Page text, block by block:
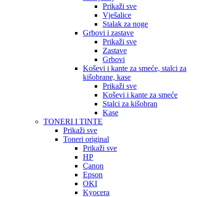
Prikaži sve
Vješalice
Stalak za noge
Grbovi i zastave
Prikaži sve
Zastave
Grbovi
Koševi i kante za smeće, stalci za
kišobrane, kase
Prikaži sve
Koševi i kante za smeće
Stalci za kišobran
Kase
TONERI I TINTE
Prikaži sve
Toneri original
Prikaži sve
HP
Canon
Epson
OKI
Kyocera